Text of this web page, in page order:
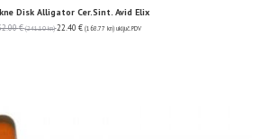
Disk Alligator Cer.Sint. Avid Elix
€ (241.10 kn) 22.40 € (168.77 kn) uključ. PDV